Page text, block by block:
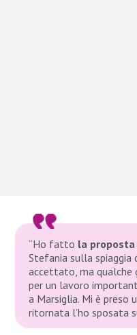
“Ho fatto la
Stefania sulla spiaggia
accettato, ma qualche
per un lavoro
a Marsiglia. Mi è preso
ritornata l’ho sposata